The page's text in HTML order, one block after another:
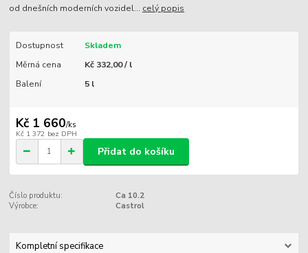
od dnešních moderních vozidel... celý popis
Dostupnost
Skladem
Měrná cena
Kč 332,00 / l
Balení
5 l
Kč 1 660/ks
Kč 1 372 bez DPH
Přidat do košíku
Číslo produktu:
Ca 10.2
Výrobce:
Castrol
Kompletní specifikace